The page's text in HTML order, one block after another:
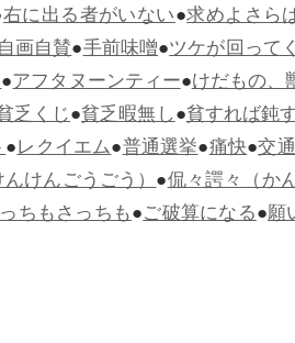
右に出る者がいない●求めよさら
画自賛●手前味噌●ツケが回って
●アフタヌーンティー●けだもの、
乏くじ●貧乏暇無し●貧すれば鈍
●レクイエム●普通選挙●痛快●交
けんごうごう）●侃々諤々（か
ちもさっちも●ご破算になる●願